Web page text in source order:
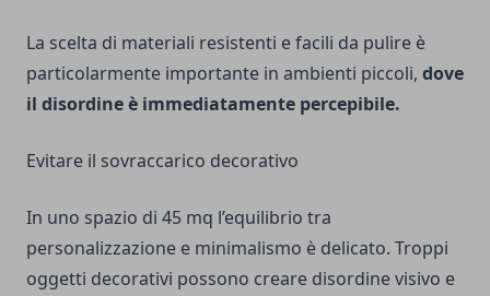
La scelta di materiali resistenti e facili da pulire è
particolarmente importante in ambienti piccoli, dove
il disordine è immediatamente percepibile.
Evitare il sovraccarico decorativo
In uno spazio di 45 mq l’equilibrio tra
personalizzazione e minimalismo è delicato. Troppi
oggetti decorativi possono creare disordine visivo e